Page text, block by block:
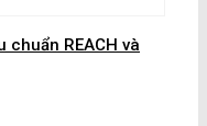
REACH và